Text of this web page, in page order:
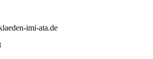
imi-ata.de